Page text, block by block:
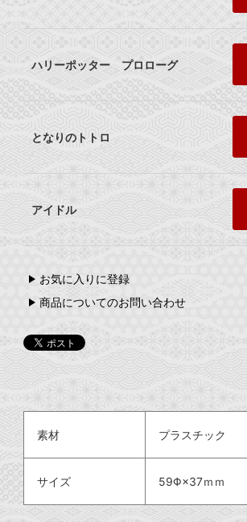
ハリーポッター プロローグ
となりのトトロ
アイドル
お気に入りに登録
商品についてのお問い合わせ
素材 プラスチック
サイズ 59Φ×37ｍｍ